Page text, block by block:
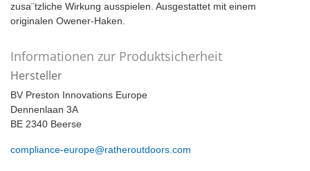
zusa¨tzliche Wirkung ausspielen. Ausgestattet mit einem
originalen Owener-Haken.
Informationen zur Produktsicherheit
Hersteller
BV Preston Innovations Europe
Dennenlaan 3A
BE 2340 Beerse
compliance-europe@ratheroutdoors.com